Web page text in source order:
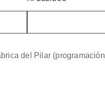
del Pilar